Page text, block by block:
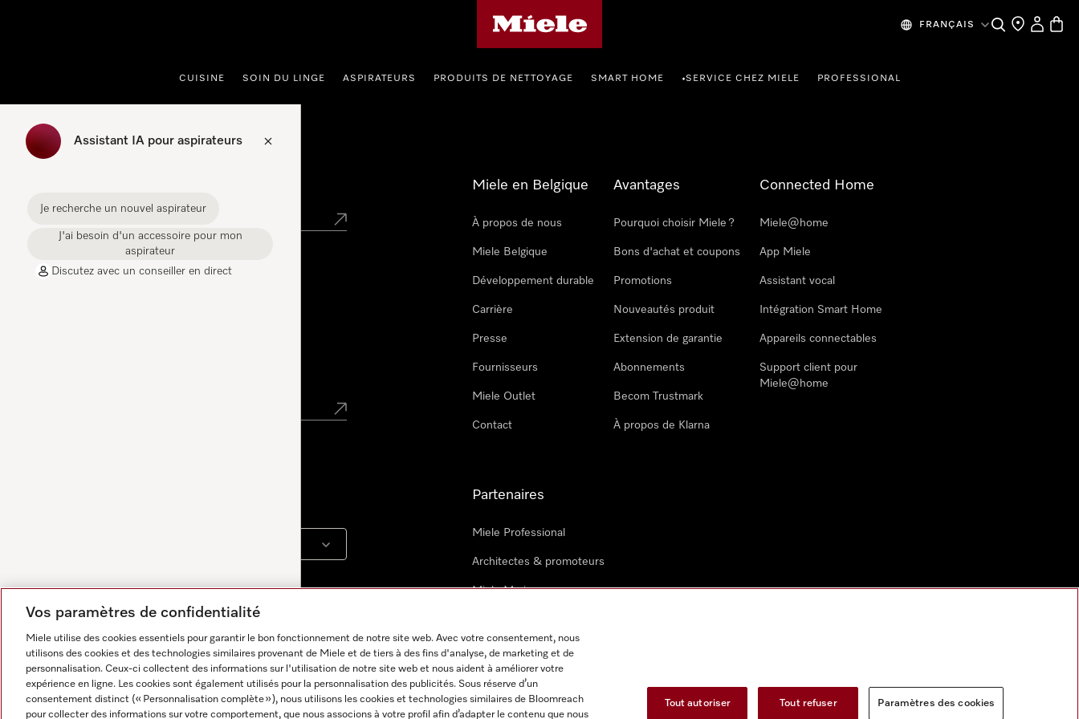
FRANÇAIS SearchFind a store
My
CUISINE SOIN DU LINGE ASPIRATEURS PRODUITS DE NETTOYAGE SMART HOME •SERVICE CHEZ MIELE PROFESSIONAL
Assistant IA pour aspirateurs
Je recherche un nouvel aspirateur
J'ai besoin d'un accessoire pour mon
aspirateur
Discutez avec un conseiller en direct
Miele Experience Centers
Miele en Belgique
À propos de nous
Miele Belgique
Développement durable
Carrière
Presse
Fournisseurs
Miele Outlet
Contact
Avantages
Pourquoi choisir Miele ?
Bons d'achat et coupons
Promotions
Nouveautés produit
Extension de garantie
Abonnements
Becom Trustmark
À propos de Klarna
Connected Home
Miele@home
App Miele
Assistant vocal
Intégration Smart Home
Appareils connectables
Support client pour
Miele@home
Partenaires
Miele Professional
Architectes & promoteurs
Miele Marine
Vos paramètres de confidentialité
Miele utilise des cookies essentiels pour garantir le bon fonctionnement de notre site web. Avec votre consentement, nous
utilisons des cookies et des technologies similaires provenant de Miele et de tiers à des fins d'analyse, de marketing et de
personnalisation. Ceux-ci collectent des informations sur l'utilisation de notre site web et nous aident à améliorer votre
expérience en ligne. Les cookies sont également utilisés pour la personnalisation des publicités. Sous réserve d’un
consentement distinct (« Personnalisation complète »), nous utilisons les cookies et technologies similaires de Bloomreach
pour collecter des informations sur votre comportement, que nous associons à votre profil afin d’adapter le contenu que nous
Tout autoriser Tout refuser Paramètres des cookies